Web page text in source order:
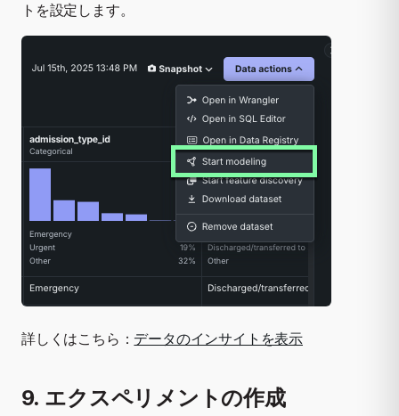
トを設定します。
詳しくはこちら： データのインサイトを表示
9. エクスペリメントの作成